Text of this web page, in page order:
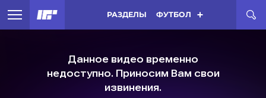
РАЗДЕЛЫ ФУТБОЛ